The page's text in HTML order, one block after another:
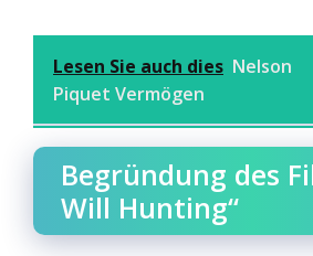
Lesen Sie auch dies Nelson
Piquet Vermögen
Begründung des
Will Hunting“